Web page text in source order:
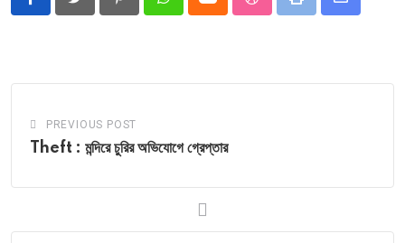
PinterestWhatsappCloud StumbleUpon
Print
Share
PREVIOUS POST
Theft : মন্দিরে চুরির অভিযোগে গ্রেপ্তার